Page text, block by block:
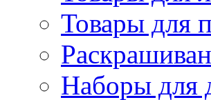
Товары для
Наборы для